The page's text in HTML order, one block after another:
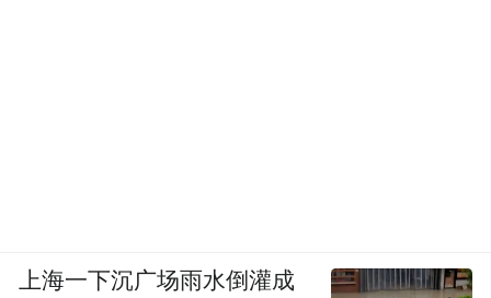
上海一下沉广场雨水倒灌成